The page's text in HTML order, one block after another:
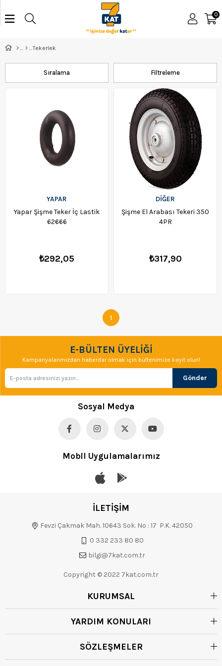
0
Tekerlek
Filtreleme
Sıralama
YAPAR
Yapar Şişme Teker İç Lastik
62666
₺292,05
DİĞER
Şişme El Arabası Tekeri 350
4PR
₺317,90
1
E-BÜLTEN ÜYELİĞİ
Kampanyalarımızdan haberdar olmak için bültenimize kayıt olun!
Gönder
Sosyal Medya
Mobil Uygulamalarımız
İLETİŞİM
Fevzi Çakmak Mah. 10643 Sok. No : 17 P.K. 42050
0 332 233 80 80
bilgi@7kat.com.tr
Copyright © 2022 7kat.com.tr
KURUMSAL
YARDIM KONULARI
SÖZLEŞMELER